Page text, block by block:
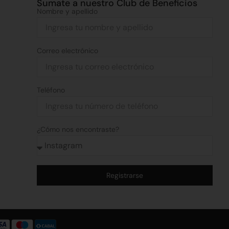
Sumate a nuestro Club de Beneficios
Nombre y apellido
Correo electrónico
Teléfono
¿Cómo nos encontraste?
Registrarse